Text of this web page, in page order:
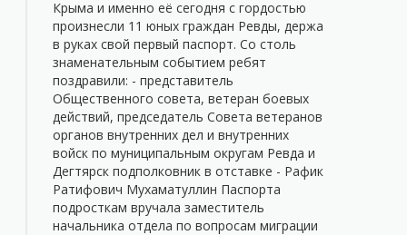
Крыма и именно её сегодня с гордостью
произнесли 11 юных граждан Ревды, держа
в руках свой первый паспорт. Со столь
знаменательным событием ребят
поздравили: - представитель
Общественного совета, ветеран боевых
действий, председатель Совета ветеранов
органов внутренних дел и внутренних
войск по муниципальным округам Ревда и
Дегтярск подполковник в отставке - Рафик
Ратифович Мухаматуллин Паспорта
подросткам вручала заместитель
начальника отдела по вопросам миграции